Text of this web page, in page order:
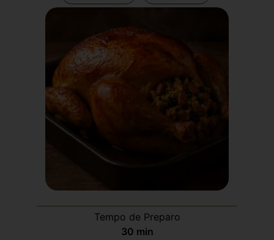
Tempo de Preparo
30 min